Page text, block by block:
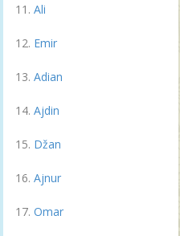
Ali
Emir
Adian
Ajdin
Džan
Ajnur
Omar